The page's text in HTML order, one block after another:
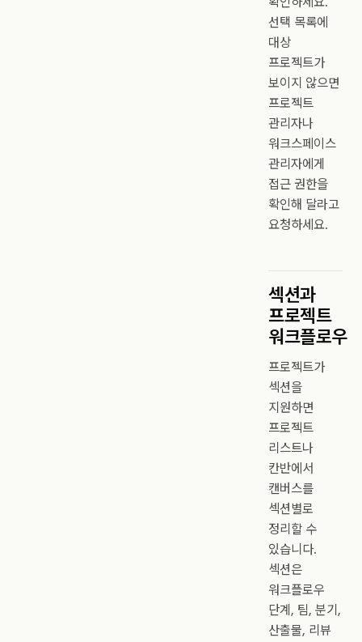
선택 목록에
대상
프로젝트가
보이지 않으면
프로젝트
관리자나
워크스페이스
관리자에게
접근 권한을
확인해 달라고
요청하세요.
섹션과
프로젝트
워크플로우
프로젝트가
섹션을
지원하면
프로젝트
리스트나
칸반에서
캔버스를
섹션별로
정리할 수
있습니다.
섹션은
워크플로우
단계, 팀, 분기,
산출물, 리뷰